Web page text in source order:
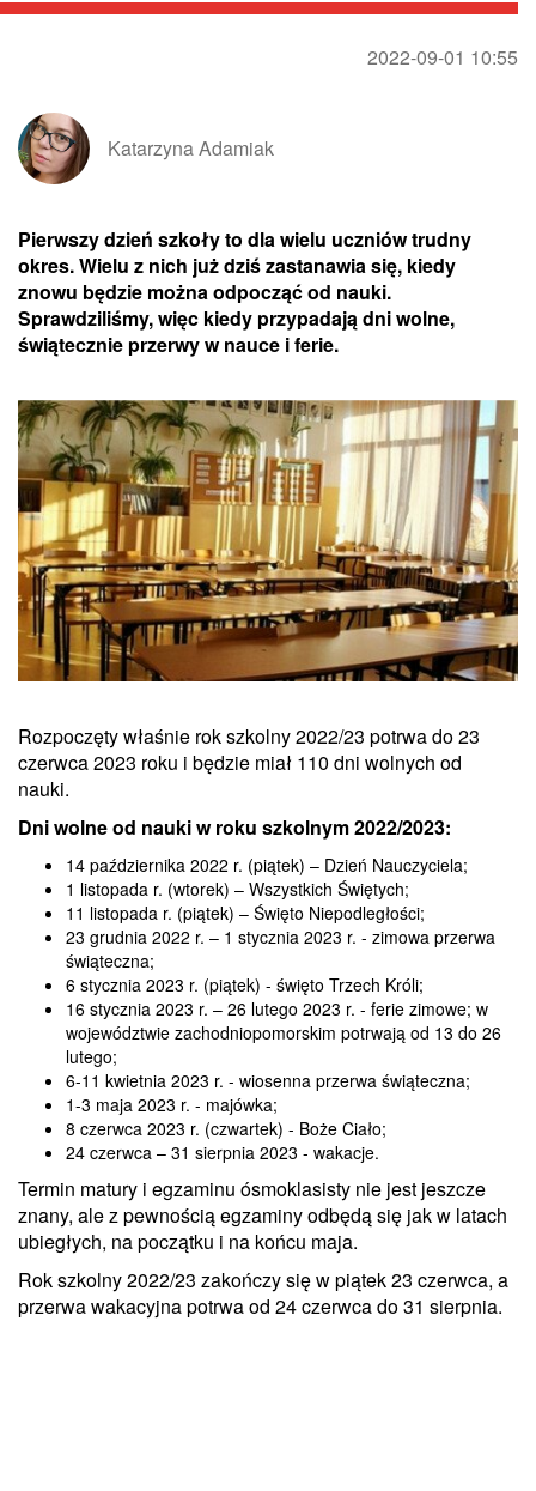
2022-09-01 10:55
Katarzyna Adamiak
Pierwszy dzień szkoły to dla wielu uczniów trudny
okres. Wielu z nich już dziś zastanawia się, kiedy
znowu będzie można odpocząć od nauki.
Sprawdziliśmy, więc kiedy przypadają dni wolne,
świątecznie przerwy w nauce i ferie.
Rozpoczęty właśnie rok szkolny 2022/23 potrwa do 23
czerwca 2023 roku i będzie miał 110 dni wolnych od
nauki.
Dni wolne od nauki w roku szkolnym 2022/2023:
14 października 2022 r. (piątek) – Dzień Nauczyciela;
1 listopada r. (wtorek) – Wszystkich Świętych;
11 listopada r. (piątek) – Święto Niepodległości;
23 grudnia 2022 r. – 1 stycznia 2023 r. - zimowa przerwa
świąteczna;
6 stycznia 2023 r. (piątek) - święto Trzech Króli;
16 stycznia 2023 r. – 26 lutego 2023 r. - ferie zimowe; w
województwie zachodniopomorskim potrwają od 13 do 26
lutego;
6-11 kwietnia 2023 r. - wiosenna przerwa świąteczna;
1-3 maja 2023 r. - majówka;
8 czerwca 2023 r. (czwartek) - Boże Ciało;
24 czerwca – 31 sierpnia 2023 - wakacje.
Termin matury i egzaminu ósmoklasisty nie jest jeszcze
znany, ale z pewnością egzaminy odbędą się jak w latach
ubiegłych, na początku i na końcu maja.
Rok szkolny 2022/23 zakończy się w piątek 23 czerwca, a
przerwa wakacyjna potrwa od 24 czerwca do 31 sierpnia.